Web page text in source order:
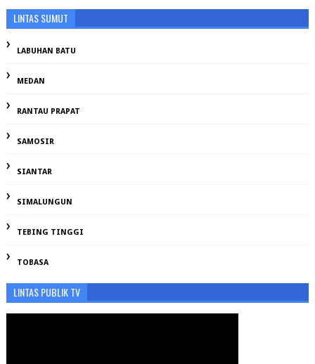
LINTAS SUMUT
LABUHAN BATU
MEDAN
RANTAU PRAPAT
SAMOSIR
SIANTAR
SIMALUNGUN
TEBING TINGGI
TOBASA
LINTAS PUBLIK TV